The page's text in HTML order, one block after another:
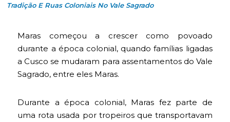
Tradição E Ruas Coloniais No Vale Sagrado
Maras começou a crescer como povoado
durante a época colonial, quando famílias ligadas
a Cusco se mudaram para assentamentos do Vale
Sagrado, entre eles Maras.
Durante a época colonial, Maras fez parte de
uma rota usada por tropeiros que transportavam